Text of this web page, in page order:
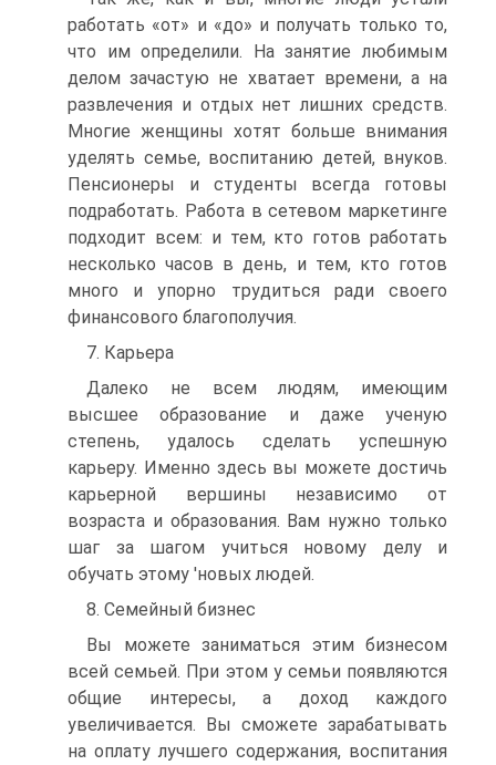
работать «от» и «до» и получать только то,
что им определили. На занятие любимым
делом зачастую не хватает времени, а на
развлечения и отдых нет лишних средств.
Многие женщины хотят больше внимания
уделять семье, воспитанию детей, внуков.
Пенсионеры и студенты всегда готовы
подработать. Работа в сетевом маркетинге
подходит всем: и тем, кто готов работать
несколько часов в день, и тем, кто готов
много и упорно трудиться ради своего
финансового благополучия.
7. Карьера
Далеко не всем людям, имеющим
высшее образование и даже ученую
степень, удалось сделать успешную
карьеру. Именно здесь вы можете достичь
карьерной вершины независимо от
возраста и образования. Вам нужно только
шаг за шагом учиться новому делу и
обучать этому 'новых людей.
8. Семейный бизнес
Вы можете заниматься этим бизнесом
всей семьей. При этом у семьи появляются
общие интересы, а доход каждого
увеличивается. Вы сможете зарабатывать
на оплату лучшего содержания, воспитания